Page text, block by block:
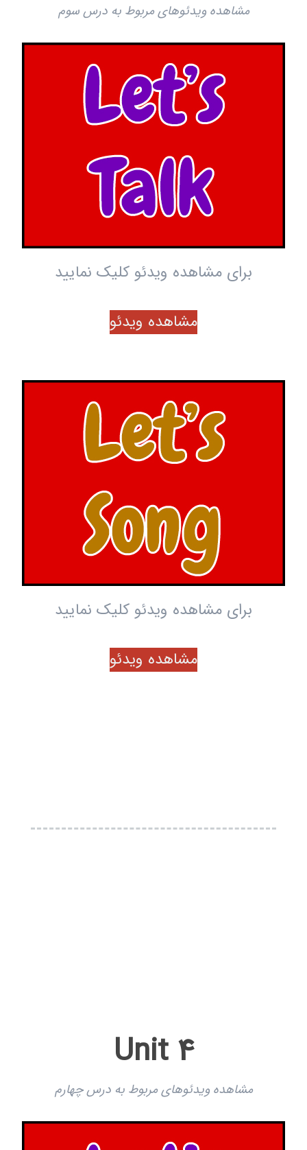
مشاهده ویدئوهای مربوط به درس سوم
برای مشاهده ویدئو کلیک نمایید
مشاهده ویدئو
برای مشاهده ویدئو کلیک نمایید
مشاهده ویدئو
Unit 4
مشاهده ویدئوهای مربوط به درس چهارم